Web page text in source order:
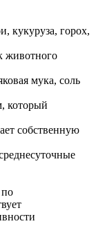
кукуруза, горох,
животного
мука, соль
который
собственную
по